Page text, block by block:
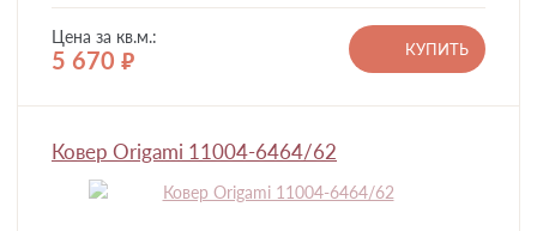
Цена за кв.м.:
5 670 руб.
КУПИТЬ
Ковер Origami 11004-6464/62